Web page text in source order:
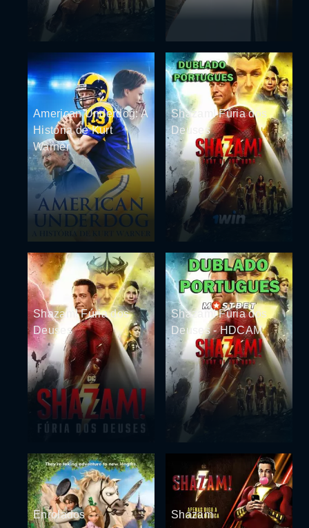
American Underdog: A
História de Kurt
Warner
Shazam! Fúria dos
Deuses
Shazam! Fúria dos
Deuses
Shazam! Fúria dos
Deuses - HDCAM
Enrolados Shazam